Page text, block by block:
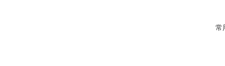
常